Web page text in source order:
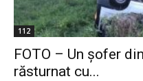
112
FOTO – Un șofer
răsturnat cu...